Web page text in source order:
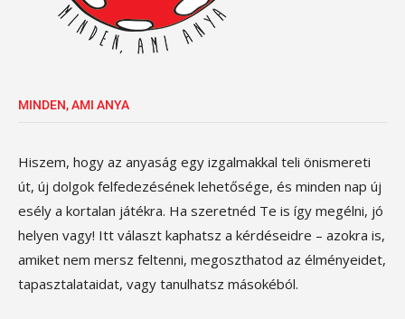
MINDEN, AMI ANYA
Hiszem, hogy az anyaság egy izgalmakkal teli önismereti
út, új dolgok felfedezésének lehetősége, és minden nap új
esély a kortalan játékra. Ha szeretnéd Te is így megélni, jó
helyen vagy! Itt választ kaphatsz a kérdéseidre – azokra is,
amiket nem mersz feltenni, megoszthatod az élményeidet,
tapasztalataidat, vagy tanulhatsz másokéból.